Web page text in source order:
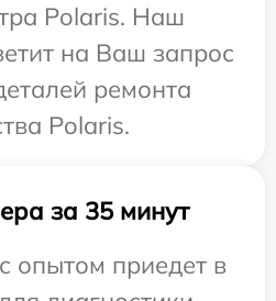
Polaris. Наш
на Ваш запрос
ремонта
Polaris.
за 35 минут
опытом приедет в